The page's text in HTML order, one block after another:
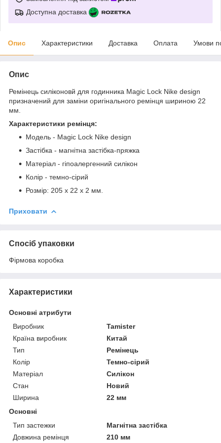
Доступна доставка
Опис Характеристики Доставка Оплата Умови
Опис
Ремінець силіконовй для годинника Magic Lock Nike design
призначений для заміни оригінального ремінця шириною 22
мм.
Характеристики ремінця:
Модель - Magic Lock Nike design
Застібка - магнітна застібка-пряжка
Матеріал - гіпоалергенний силікон
Колір - темно-сірий
Розмір: 205 х 22 х 2 мм.
Приховати
Спосіб упаковки
Фірмова коробка
Характеристики
Основні атрибути
Виробник
Tamister
Країна виробник
Китай
Тип
Ремінець
Колір
Темно-сірий
Матеріал
Силікон
Стан
Новий
Ширина
22 мм
Основні
Тип застежки
Магнітна застібка
Довжина ремінця
210 мм